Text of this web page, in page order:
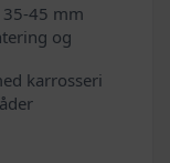
45 mm
og
karrosseri